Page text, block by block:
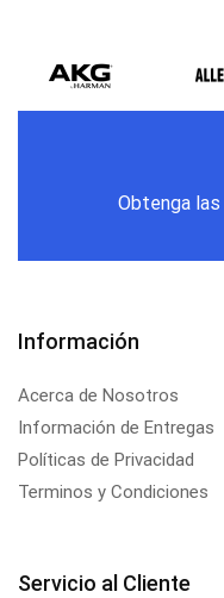
Obtenga
Información
Acerca de Nosotros
Información de Entregas
Políticas de Privacidad
Terminos y Condiciones
Servicio al Cliente